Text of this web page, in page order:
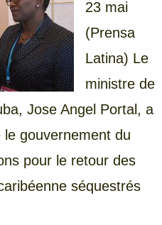
23 mai
(Prensa
Latina) Le
ministre de
Jose Angel Portal, a
le gouvernement du
pour le retour des
séquestrés